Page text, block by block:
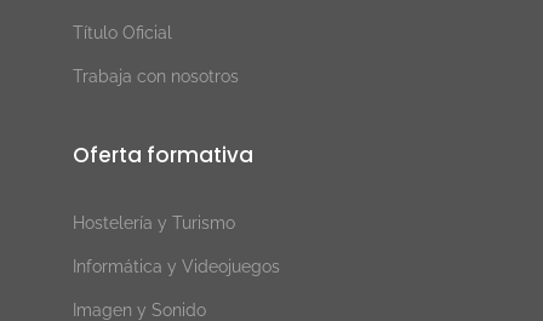
Título Oficial
Trabaja con nosotros
Oferta formativa
Hostelería y Turismo
Informática y Videojuegos
Imagen y Sonido